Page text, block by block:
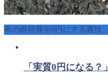
車の維持費を0円にする裏技
「実質0円になる